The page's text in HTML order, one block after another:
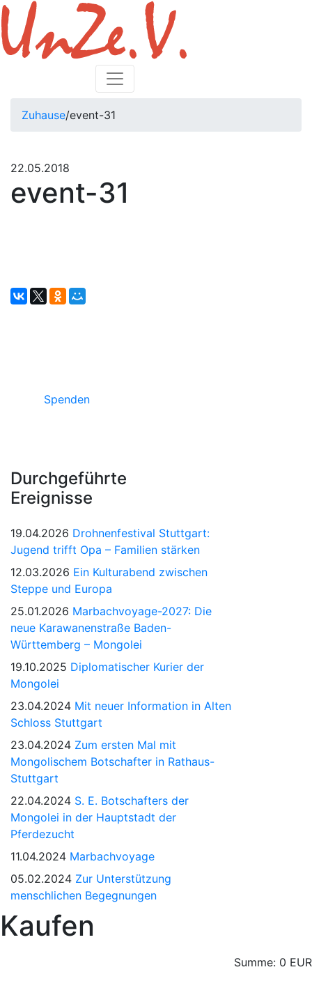
Zuhause/event-31
22.05.2018
event-31
Spenden
Durchgeführte
Ereignisse
19.04.2026 Drohnenfestival Stuttgart:
Jugend trifft Opa – Familien stärken
12.03.2026 Ein Kulturabend zwischen
Steppe und Europa
25.01.2026 Marbachvoyage-2027: Die
neue Karawanenstraße Baden-
Württemberg – Mongolei
19.10.2025 Diplomatischer Kurier der
Mongolei
23.04.2024 Mit neuer Information in Alten
Schloss Stuttgart
23.04.2024 Zum ersten Mal mit
Mongolischem Botschafter in Rathaus-
Stuttgart
22.04.2024 S. E. Botschafters der
Mongolei in der Hauptstadt der
Pferdezucht
11.04.2024 Marbachvoyage
05.02.2024 Zur Unterstützung
menschlichen Begegnungen
Kaufen
Summe: 0 EUR